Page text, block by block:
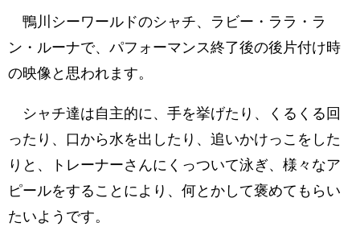
鴨川シーワールドのシャチ、ラビー・ララ・ラ
ン・ルーナで、パフォーマンス終了後の後片付け時
の映像と思われます。
シャチ達は自主的に、手を挙げたり、くるくる回
ったり、口から水を出したり、追いかけっこをした
りと、トレーナーさんにくっついて泳ぎ、様々なア
ピールをすることにより、何とかして褒めてもらい
たいようです。